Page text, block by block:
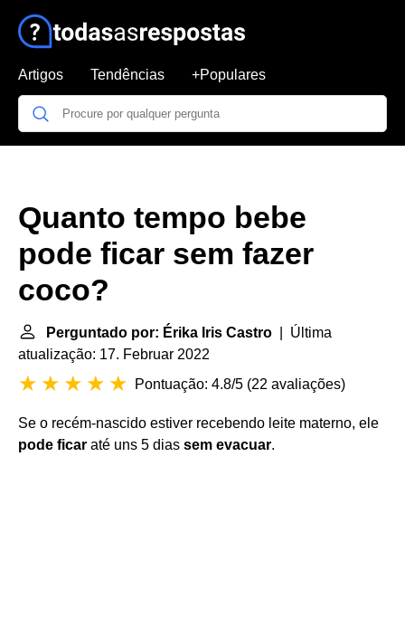
Artigos Tendências +Populares
Quanto tempo bebe
pode ficar sem fazer
coco?
Perguntado por: Érika Iris Castro | Última
atualização: 17. Februar 2022
Pontuação: 4.8/5 (22 avaliações)
Se o recém-nascido estiver recebendo leite materno, ele
pode ficar até uns 5 dias sem evacuar.